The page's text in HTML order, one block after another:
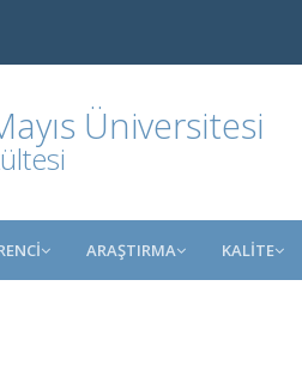
Üniversitesi
ARAŞTIRMA KALİTE